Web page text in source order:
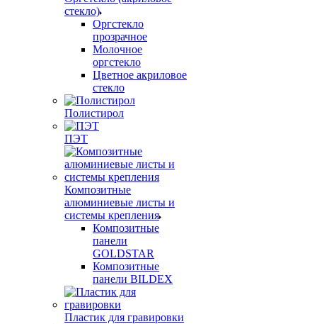
стекло)
Оргстекло
прозрачное
Молочное
оргстекло
Цветное акриловое
стекло
Полистирол
ПЭТ
Композитные
алюминиевые листы и
системы крепления
Композитные
панели
GOLDSTAR
Композитные
панели BILDEX
Пластик для гравировки